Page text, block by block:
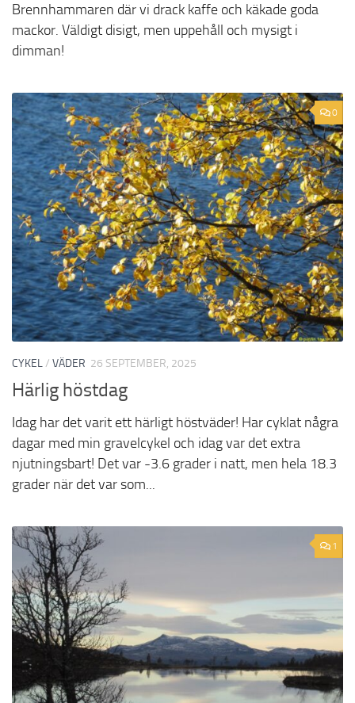
Brennhammaren där vi drack kaffe och käkade goda
mackor. Väldigt disigt, men uppehåll och mysigt i
dimman!
0
CYKEL/ VÄDER 26 SEPTEMBER, 2025
Härlig höstdag
Idag har det varit ett härligt höstväder! Har cyklat några
dagar med min gravelcykel och idag var det extra
njutningsbart! Det var -3.6 grader i natt, men hela 18.3
grader när det var som...
1